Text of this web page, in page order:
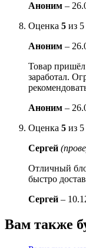
Аноним –
Оценка 5 из 5
Аноним –
Товар
заработал.
Аноним –
Оценка 5 из 5
Сергей
Отличный
быстро
Сергей –
Вам также